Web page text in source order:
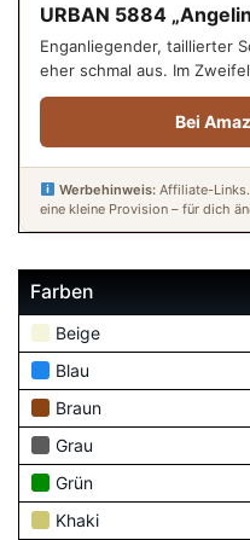
URBAN 5884
Enganliegender, taillierter
eher schmal aus. Im
Bei
Werbehinweis:Affiliate-Links.
eine kleine Provision – für dich
Farben
Beige
Blau
Braun
Grau
Grün
Khaki